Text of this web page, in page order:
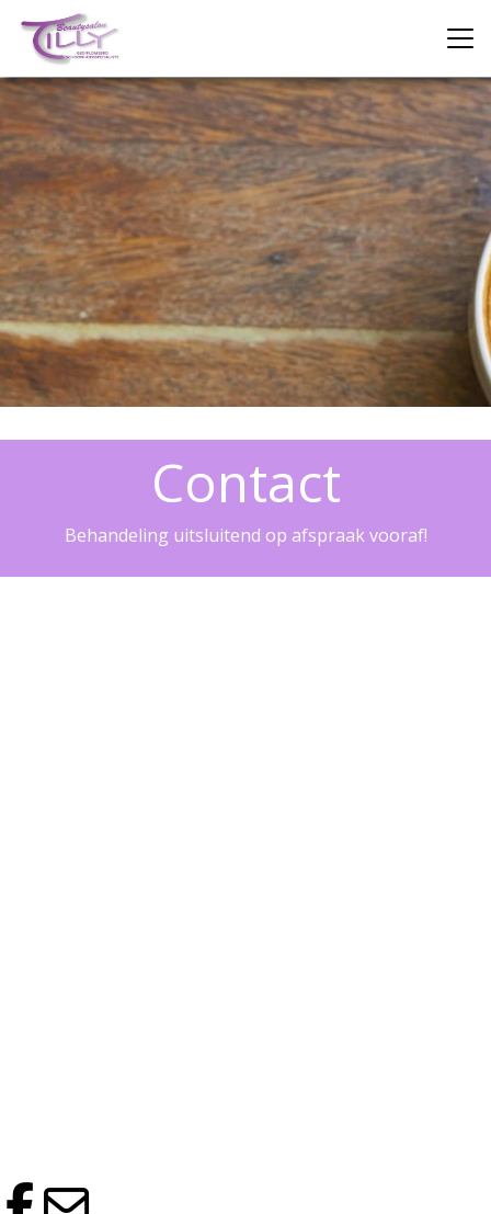
Contact
Behandeling uitsluitend op afspraak vooraf!